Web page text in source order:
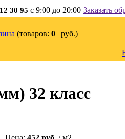
30 95 с 9:00 до 20:00 Заказать
(товаров: 0 | руб.)
32 класс